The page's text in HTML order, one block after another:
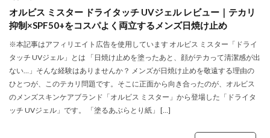
オルビス ミスター ドライタッチ UVジェル レビュー｜テカリ
抑制×SPF50+をコスパよく両立するメンズ日焼け止め
※本記事はアフィリエイト広告を使用しています オルビス ミスター「ドライ
タッチ UVジェル」とは 「日焼け止めを塗ったあと、顔がテカって清潔感が出
ない…」そんな経験はありませんか？ メンズが日焼け止めを敬遠する理由の
ひとつが、このテカリ問題です。そこに正面から向き合ったのが、オルビス
のメンズスキンケアブランド「オルビス ミスター」から登場した「ドライタ
ッチ UVジェル」です。 「塗るあぶらとり紙」 […]